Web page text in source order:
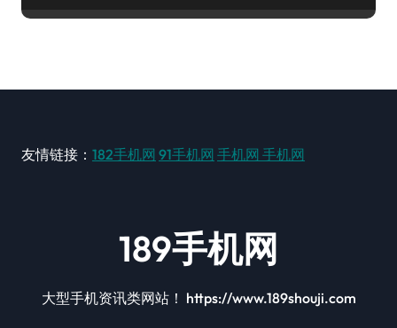
友情链接： 182手机网 91手机网 手机网 手机网
189手机网
大型手机资讯类网站！ https://www.189shouji.com